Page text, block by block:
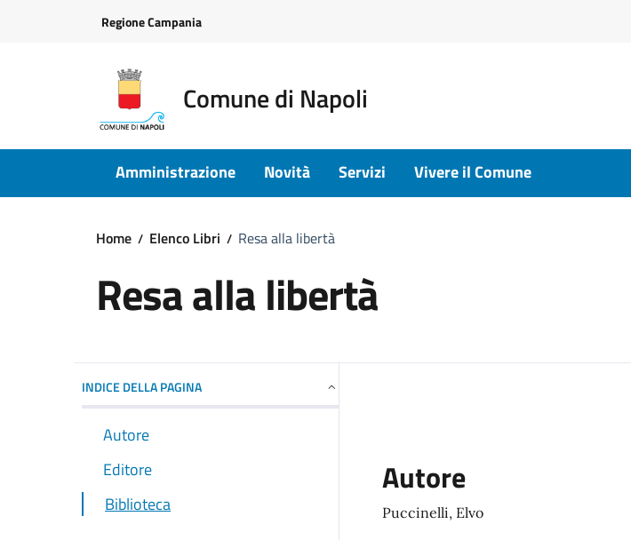
Regione Campania
Comune di Napoli
Amministrazione Novità Servizi Vivere il Comune
Home Elenco Libri Resa alla libertà
Resa alla libertà
INDICE DELLA PAGINA
Autore
Editore
Biblioteca
Autore
Puccinelli, Elvo